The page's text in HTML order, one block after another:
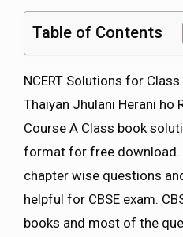
Table of Contents
NCERT Solutions for
Thaiyan Jhulani Herani ho
Course A Class book
format for free download.
chapter wise questions
helpful for CBSE exam.
books and most of the